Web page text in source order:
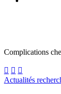
Complications
  
Actualités